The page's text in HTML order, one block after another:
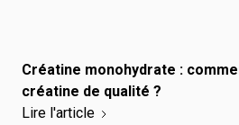
Créatine monohydrate :
créatine de qualité ?
Lire l'article